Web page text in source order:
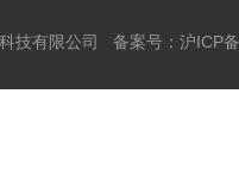
技有限公司 备案号： 沪ICP